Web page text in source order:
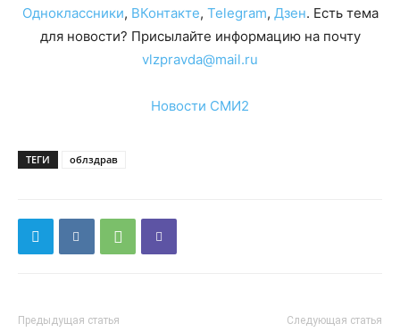
Одноклассники, ВКонтакте, Telegram, Дзен. Есть тема
для новости? Присылайте информацию на почту
vlzpravda@mail.ru
Новости СМИ2
ТЕГИ облздрав
Предыдущая статья Следующая статья